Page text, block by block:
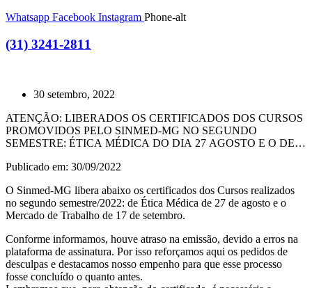
Whatsapp Facebook Instagram Phone-alt
(31) 3241-2811
30 setembro, 2022
ATENÇÃO: LIBERADOS OS CERTIFICADOS DOS CURSOS
PROMOVIDOS PELO SINMED-MG NO SEGUNDO
SEMESTRE: ÉTICA MÉDICA DO DIA 27 AGOSTO E O DE
Publicado em: 30/09/2022
O Sinmed-MG libera abaixo os certificados dos Cursos realizados
no segundo semestre/2022: de Ética Médica de 27 de agosto e o
Mercado de Trabalho de 17 de setembro.
Conforme informamos, houve atraso na emissão, devido a erros na
plataforma de assinatura. Por isso reforçamos aqui os pedidos de
desculpas e destacamos nosso empenho para que esse processo
fosse concluído o quanto antes.